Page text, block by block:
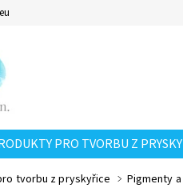
PRO TVORBU Z
tvorbu z pryskyřice Pigmenty